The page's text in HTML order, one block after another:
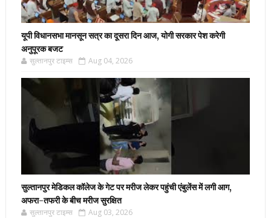
यूपी विधानसभा मानसून सत्र का दूसरा दिन आज, योगी सरकार पेश करेगी
अनुपूरक बजट
सुल्तानपुर टाइम्स Aug 04, 2026
सुल्तानपुर मेडिकल कॉलेज के गेट पर मरीज लेकर पहुंची एंबुलेंस में लगी आग,
अफरा-तफरी के बीच मरीज सुरक्षित
सुल्तानपुर टाइम्स Aug 03, 2026